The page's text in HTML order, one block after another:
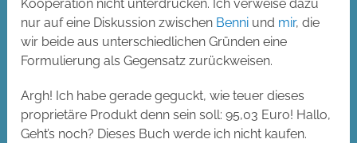
Kooperation nicht unterdrücken. Ich verweise dazu
nur auf eine Diskussion zwischen Benni und mir, die
wir beide aus unterschiedlichen Gründen eine
Formulierung als Gegensatz zurückweisen.
Argh! Ich habe gerade geguckt, wie teuer dieses
proprietäre Produkt denn sein soll: 95,03 Euro! Hallo,
Geht’s noch? Dieses Buch werde ich nicht kaufen.